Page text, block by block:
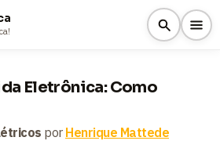
Eletrônica: Como
por Henrique Mattede